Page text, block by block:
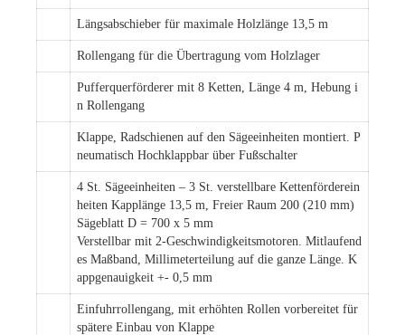
Längsabschieber für maximale Holzlänge 13,5 m
Rollengang für die Übertragung vom Holzlager
Pufferquerförderer mit 8 Ketten, Länge 4 m, Hebung i
n Rollengang
Klappe, Radschienen auf den Sägeeinheiten montiert. P
neumatisch Hochklappbar über Fußschalter
4 St. Sägeeinheiten – 3 St. verstellbare Kettenförderein
heiten Kapplänge 13,5 m, Freier Raum 200 (210 mm)
Sägeblatt D = 700 x 5 mm
Verstellbar mit 2-Geschwindigkeitsmotoren. Mitlaufend
es Maßband, Millimeterteilung auf die ganze Länge. K
appgenauigkeit +- 0,5 mm
Einfuhrrollengang, mit erhöhten Rollen vorbereitet für
spätere Einbau von Klappe